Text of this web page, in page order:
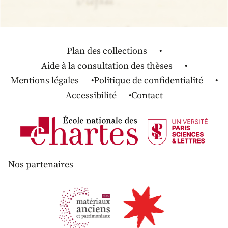
Plan des collections
Aide à la consultation des thèses
Mentions légales
Politique de confidentialité
Accessibilité
Contact
Nos partenaires